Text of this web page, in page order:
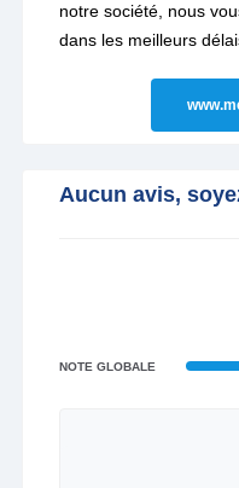
notre société, nous
dans les meilleurs
Aucun avis,
NOTE GLOBALE